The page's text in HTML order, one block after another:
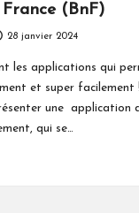
(BnF)
28 janvier 2024
les applications qui
et super facilement
une application
qui se…